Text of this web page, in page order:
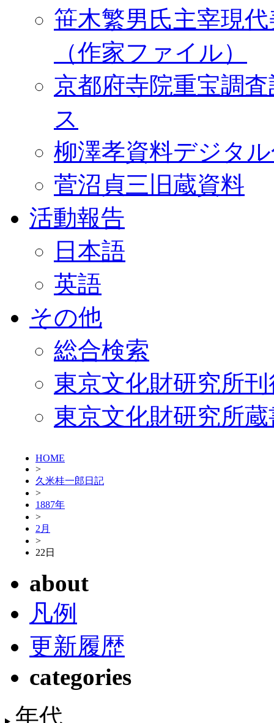
笹木繁男氏主宰現
（作家ファイル）
京都府寺院重宝調
ス
柳澤孝資料デジタ
菅沼貞三旧蔵資料
活動報告
日本語
英語
その他
総合検索
東京文化財研究所
東京文化財研究所
HOME
>
久米桂一郎日記
>
1887年
>
2月
>
22日
about
凡例
更新履歴
categories
年代